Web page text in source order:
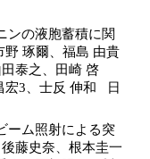
ンの液胞蓄積に関
琢爾、福島 由貴
泰之、田崎 啓
宏3、士反 伸和 日
ーム照射による突
後藤史奈、根本圭一